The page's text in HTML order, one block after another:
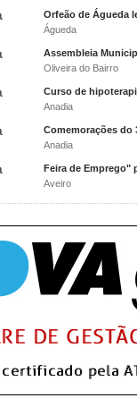
Orfeão de Águeda
Águeda
Assembleia
Oliveira do Bairro
Curso de
Anadia
Comemorações do
Anadia
Feira de Emprego"
Aveiro